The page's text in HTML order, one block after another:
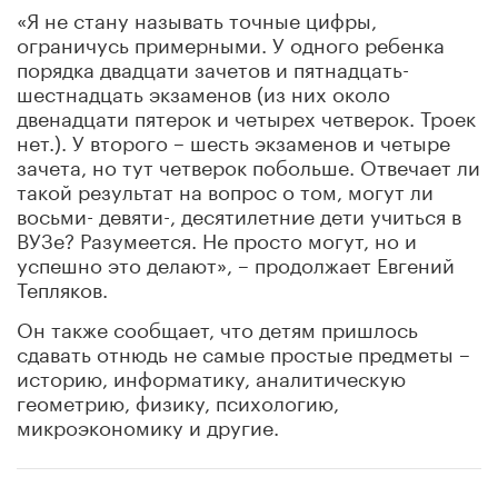
«Я не стану называть точные цифры,
ограничусь примерными. У одного ребенка
порядка двадцати зачетов и пятнадцать-
шестнадцать экзаменов (из них около
двенадцати пятерок и четырех четверок. Троек
нет.). У второго – шесть экзаменов и четыре
зачета, но тут четверок побольше. Отвечает ли
такой результат на вопрос о том, могут ли
восьми- девяти-, десятилетние дети учиться в
ВУЗе? Разумеется. Не просто могут, но и
успешно это делают», – продолжает Евгений
Тепляков.
Он также сообщает, что детям пришлось
сдавать отнюдь не самые простые предметы –
историю, информатику, аналитическую
геометрию, физику, психологию,
микроэкономику и другие.